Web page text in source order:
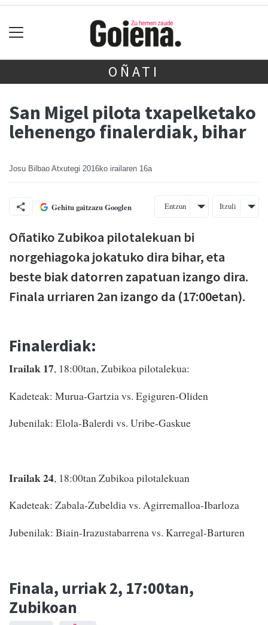
OÑATI
San Migel pilota txapelketako
lehenengo finalerdiak, bihar
Josu Bilbao Atxutegi 2016ko irailaren 16a
Gehitu gaitzazu Googlen Entzun Itzuli
Oñatiko Zubikoa pilotalekuan bi
norgehiagoka jokatuko dira bihar, eta
beste biak datorren zapatuan izango dira.
Finala urriaren 2an izango da (17:00etan).
Finalerdiak:
Irailak 17, 18:00tan, Zubikoa pilotalekua:
Kadeteak: Murua-Gartzia vs. Egiguren-Oliden
Jubenilak: Elola-Balerdi vs. Uribe-Gaskue
Irailak 24, 18:00tan Zubikoa pilotalekuan
Kadeteak: Zabala-Zubeldia vs. Agirremalloa-Ibarloza
Jubenilak: Biain-Irazustabarrena vs. Karregal-Barturen
Finala, urriak 2, 17:00tan,
Zubikoan